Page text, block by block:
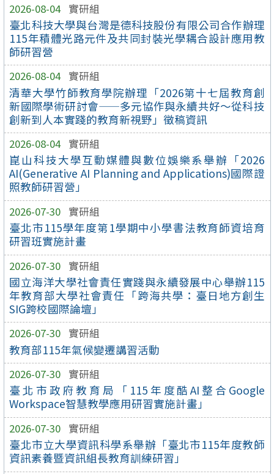
2026-08-04 實研組
臺北科技大學與台灣是德科技股份有限公司合作辦理
115年積體光路元件及共同封裝光學耦合設計應用教
師研習營
2026-08-04 實研組
清華大學竹師教育學院辦理「2026第十七屆教育創
新國際學術研討會——多元協作與永續共好～從科技
創新到人本實踐的教育新視野」徵稿資訊
2026-08-04 實研組
崑山科技大學互動媒體與數位娛樂系舉辦「2026
AI(Generative AI Planning and Applications)國際證
照教師研習營」
2026-07-30 實研組
臺北市115學年度第1學期中小學書法教育師資培育
研習班實施計畫
2026-07-30 實研組
國立海洋大學社會責任實踐與永續發展中心舉辦115
年教育部大學社會責任「跨海共學：臺日地方創生
SIG跨校國際論壇」
2026-07-30 實研組
教育部115年氣候變遷講習活動
2026-07-30 實研組
臺北市政府教育局「115年度酷AI整合Google
Workspace智慧教學應用研習實施計畫」
2026-07-30 實研組
臺北市立大學資訊科學系舉辦「臺北市115年度教師
資訊素養暨資訊組長教育訓練研習」